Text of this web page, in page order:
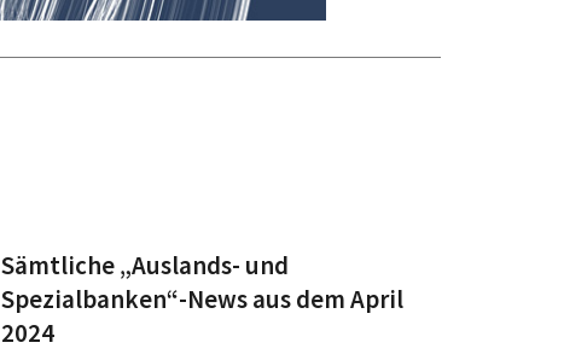
Sämtliche „Auslands- und
Spezialbanken“-News aus dem April
2024